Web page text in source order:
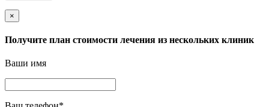
×
Получите план стоимости лечения из нескольких клиник
Ваши имя